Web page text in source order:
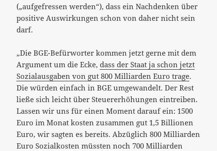
(„aufgefressen werden“), dass ein Nachdenken über
positive Auswirkungen schon von daher nicht sein
darf.
„Die BGE-Befürworter kommen jetzt gerne mit dem
Argument um die Ecke,dass der Staat ja schon jetzt
Sozialausgaben von gut800 Milliarden Euro trage.
Die würden einfach in BGE umgewandelt. Der Rest
ließe sich leicht über Steuererhöhungen eintreiben.
Lassen wir uns für einen Moment darauf ein: 1500
Euro im Monat kosten zusammen gut 1,5 Billionen
Euro, wir sagten es bereits. Abzüglich800 Milliarden
Euro Sozialkosten müssten noch 700 Milliarden